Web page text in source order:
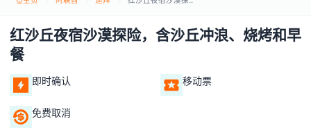
红沙丘夜宿沙漠探险，含沙丘冲浪、烧烤和早
餐
即时确认 移动票
免费取消